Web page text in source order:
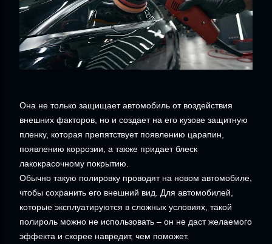
Она не только защищает автомобиль от воздействия
внешних факторов, но и создает на его кузове защитную
пленку, которая препятствует появлению царапин,
появлению коррозии, а также придает блеск
лакокрасочному покрытию.
Обычно такую полировку проводят на новом автомобиле,
чтобы сохранить его внешний вид. Для автомобилей,
которые эксплуатируются в сложных условиях, такой
полироль можно не использовать – он не даст желаемого
эффекта и скорее навредит, чем поможет.